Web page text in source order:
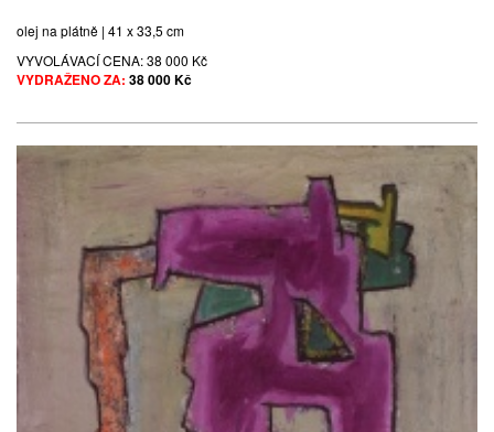
olej na plátně | 41 x 33,5 cm
VYVOLÁVACÍ CENA:38 000 Kč
VYDRAŽENO ZA: 38 000 Kč